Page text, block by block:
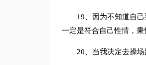
19、因为不知道自
一定是符合自己性情，秉
20、当我决定去操